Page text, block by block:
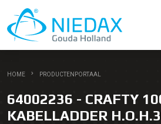
HOME PRODUCTENPORTAAL
64002236 - CRAFTY
KABELLADDER